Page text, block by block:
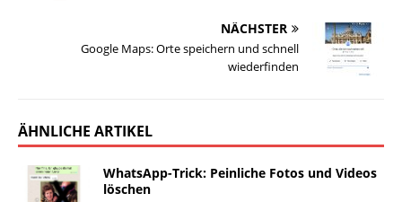
NÄCHSTER
Google Maps: Orte speichern und schnell
wiederfinden
ÄHNLICHE ARTIKEL
WhatsApp-Trick: Peinliche Fotos und Videos
löschen